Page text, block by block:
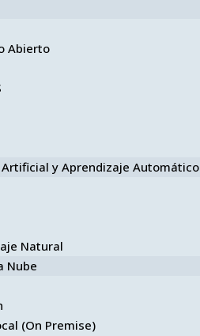
Abierto
y Aprendizaje Automático
Natural
Nube
(On Premise)